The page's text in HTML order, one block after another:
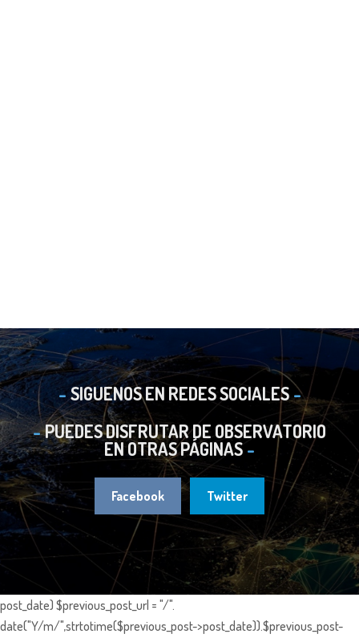
SIGUENOS EN REDES SOCIALES
PUEDES DISFRUTAR DE OBSERVATORIO
EN OTRAS PÁGINAS
Facebook Twitter
post_date) $previous_post_url = "/".
date("Y/m/",strtotime($previous_post->post_date)).$previous_post-